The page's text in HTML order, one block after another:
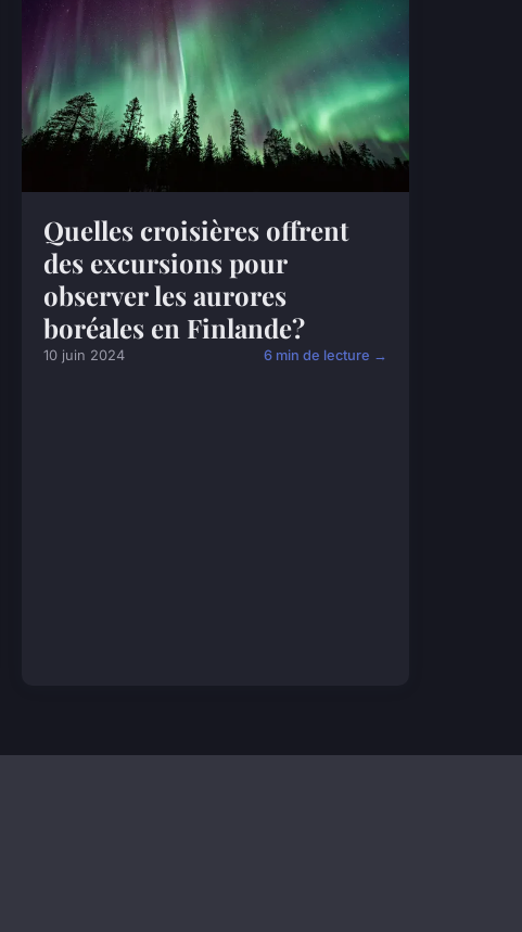
Quelles croisières offrent
des excursions pour
observer les aurores
boréales en Finlande?
10 juin 2024 6 min de lecture →